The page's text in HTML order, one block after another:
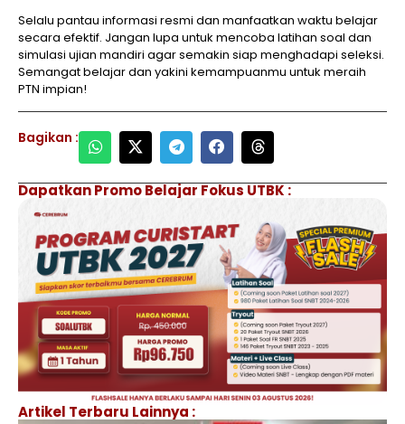
Selalu pantau informasi resmi dan manfaatkan waktu belajar
secara efektif. Jangan lupa untuk mencoba latihan soal dan
simulasi ujian mandiri agar semakin siap menghadapi seleksi.
Semangat belajar dan yakini kemampuanmu untuk meraih
PTN impian!
Bagikan :
Dapatkan Promo Belajar Fokus UTBK :
Artikel Terbaru Lainnya :